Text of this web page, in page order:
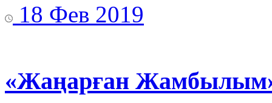
18 Фев 2019
«Жаңарған